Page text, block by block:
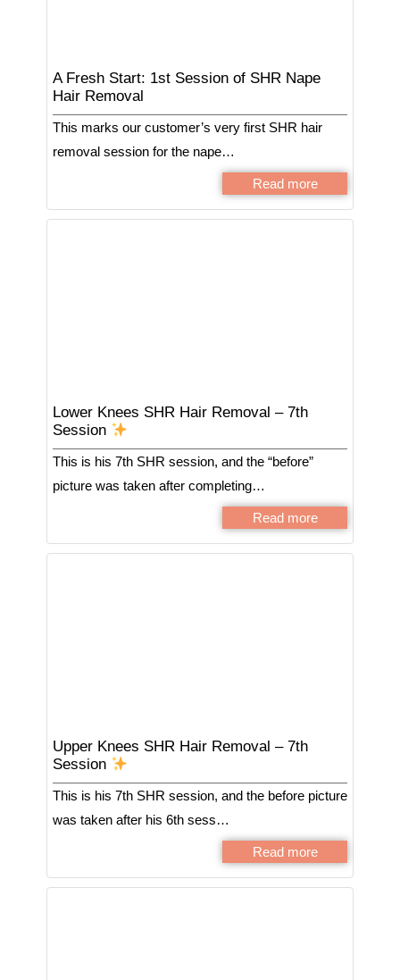
A Fresh Start: 1st Session of SHR Nape
Hair Removal
This marks our customer’s very first SHR hair
removal session for the nape…
Read more
Lower Knees SHR Hair Removal – 7th
Session
This is his 7th SHR session, and the “before”
picture was taken after completing…
Read more
Upper Knees SHR Hair Removal – 7th
Session
This is his 7th SHR session, and the before picture
was taken after his 6th sess…
Read more